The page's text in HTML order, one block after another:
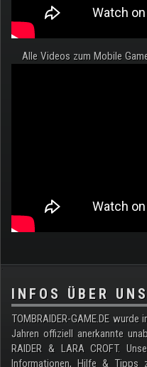
Alle Videos zum Mobile
.
INFOS ÜBER UNS
TOMBRAIDER-GAME.DE
Jahren offiziell anerkannte
RAIDER & LARA CROFT.
Informationen, Hilfe & Tipps